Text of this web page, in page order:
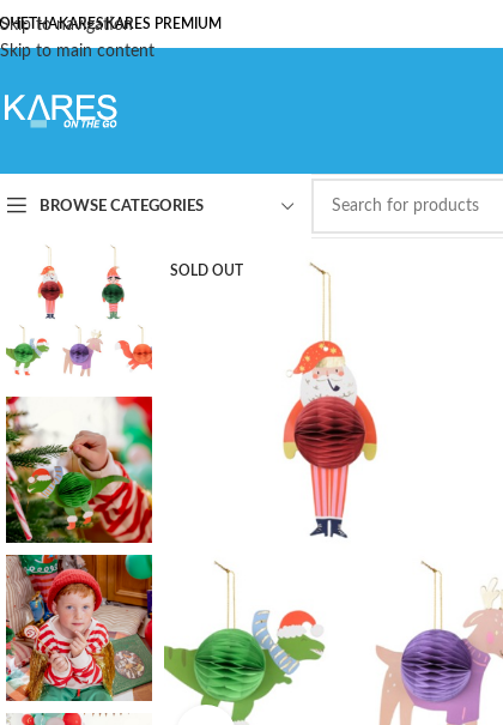
Skip to navigation
Skip to main content
KARESKARES PREMIUM
BROWSE CATEGORIES
SOLD OUT